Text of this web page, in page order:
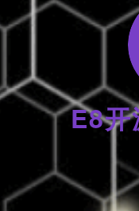
E8